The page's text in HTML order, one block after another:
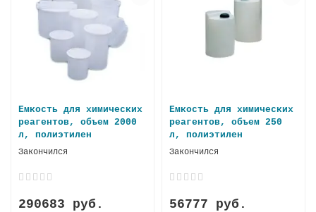
Емкость для химических
реагентов, объем 2000
л, полиэтилен
Закончился
290683 руб.
Емкость для химических
реагентов, объем 250
л, пoлиэтилен
Закончился
56777 руб.